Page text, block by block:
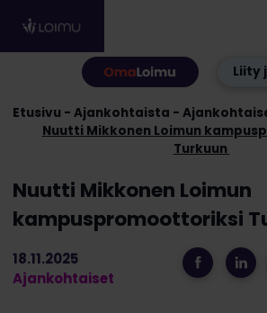
Liity
Etusivu Ajankohtaista
Nuutti Mikkonen Loimun
Turkuun
Nuutti Mikkonen Loimun
kampuspromoottoriksi
18.11.2025
Ajankohtaiset